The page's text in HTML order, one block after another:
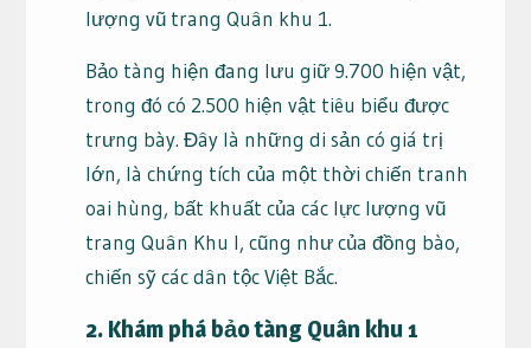
lượng vũ trang Quân khu 1.
Bảo tàng hiện đang lưu giữ 9.700 hiện vật,
trong đó có 2.500 hiện vật tiêu biểu được
trưng bày. Đây là những di sản có giá trị
lớn, là chứng tích của một thời chiến tranh
oai hùng, bất khuất của các lực lượng vũ
trang Quân Khu I, cũng như của đồng bào,
chiến sỹ các dân tộc Việt Bắc.
2. Khám phá bảo tàng Quân khu 1